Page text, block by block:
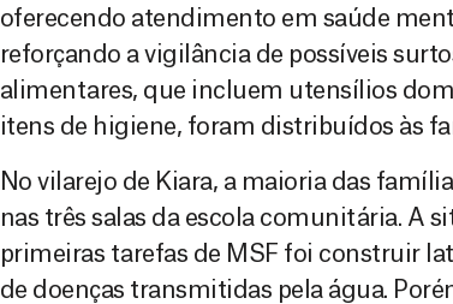
oferecendo atendimento em saúde
reforçando a vigilância de possíveis
alimentares, que incluem utensílios
itens de higiene, foram distribuídos às
No vilarejo de Kiara, a maioria das
nas três salas da escola comunitária. A
primeiras tarefas de MSF foi construir
de doenças transmitidas pela água.